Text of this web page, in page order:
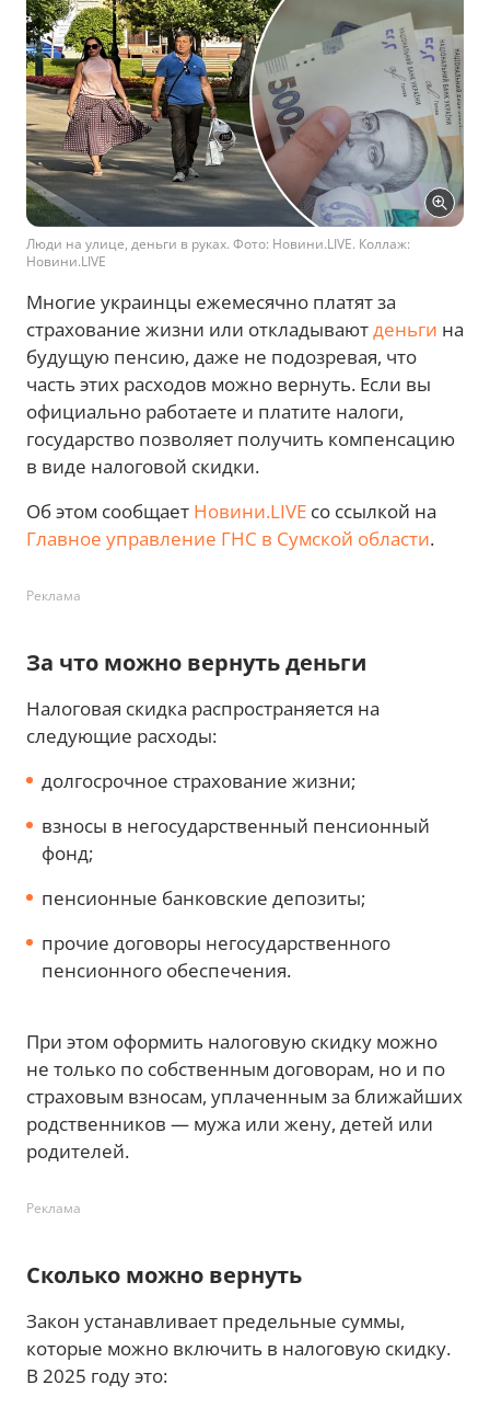
Люди на улице, деньги в руках. Фото: Новини.LIVE. Коллаж:
Новини.LIVE
Многие украинцы ежемесячно платят за
страхование жизни или откладываютденьги на
будущую пенсию, даже не подозревая, что
часть этих расходов можно вернуть. Если вы
официально работаете и платите налоги,
государство позволяет получить компенсацию
в виде налоговой скидки.
Об этом сообщает Новини.LIVE со ссылкой на
Главное управление ГНС в Сумской области.
Реклама
За что можно вернуть деньги
Налоговая скидка распространяется на
следующие расходы:
долгосрочное страхование жизни;
взносы в негосударственный пенсионный
фонд;
пенсионные банковские депозиты;
прочие договоры негосударственного
пенсионного обеспечения.
При этом оформить налоговую скидку можно
не только по собственным договорам, но и по
страховым взносам, уплаченным за ближайших
родственников — мужа или жену, детей или
родителей.
Реклама
Сколько можно вернуть
Закон устанавливает предельные суммы,
которые можно включить в налоговую скидку.
В 2025 году это: